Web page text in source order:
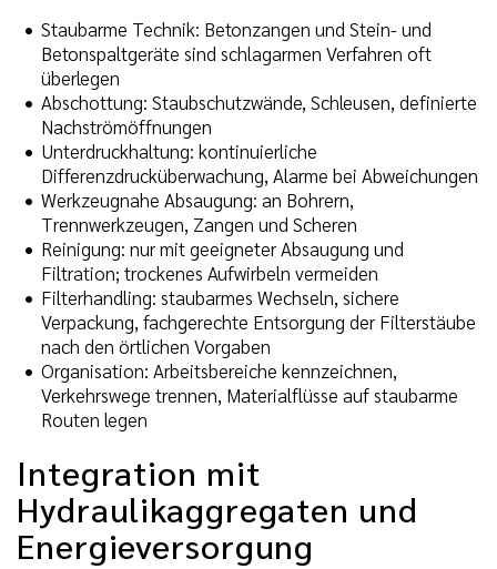
Staubarme Technik: Betonzangen und Stein- und
Betonspaltgeräte sind schlagarmen Verfahren oft
überlegen
Abschottung: Staubschutzwände, Schleusen, definierte
Nachströmöffnungen
Unterdruckhaltung: kontinuierliche
Differenzdrucküberwachung, Alarme bei Abweichungen
Werkzeugnahe Absaugung: an Bohrern,
Trennwerkzeugen, Zangen und Scheren
Reinigung: nur mit geeigneter Absaugung und
Filtration; trockenes Aufwirbeln vermeiden
Filterhandling: staubarmes Wechseln, sichere
Verpackung, fachgerechte Entsorgung der Filterstäube
nach den örtlichen Vorgaben
Organisation: Arbeitsbereiche kennzeichnen,
Verkehrswege trennen, Materialflüsse auf staubarme
Routen legen
Integration mit
Hydraulikaggregaten und
Energieversorgung